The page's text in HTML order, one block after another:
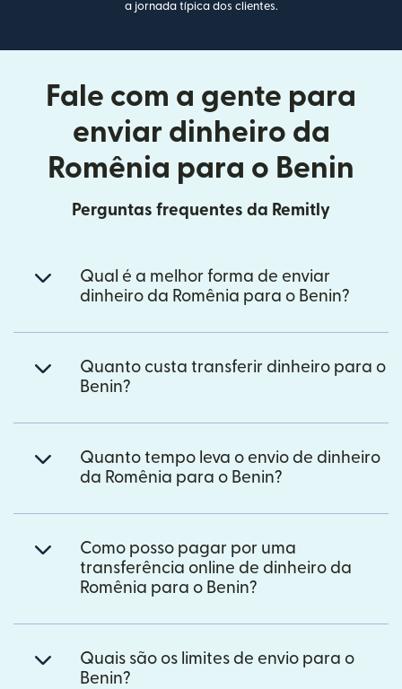
a jornada típica dos clientes.
Fale com a gente para
enviar dinheiro da
Romênia para o Benin
Perguntas frequentes da Remitly
Qual é a melhor forma de enviar
dinheiro da Romênia para o Benin?
Quanto custa transferir dinheiro para o
Benin?
Quanto tempo leva o envio de dinheiro
da Romênia para o Benin?
Como posso pagar por uma
transferência online de dinheiro da
Romênia para o Benin?
Quais são os limites de envio para o
Benin?